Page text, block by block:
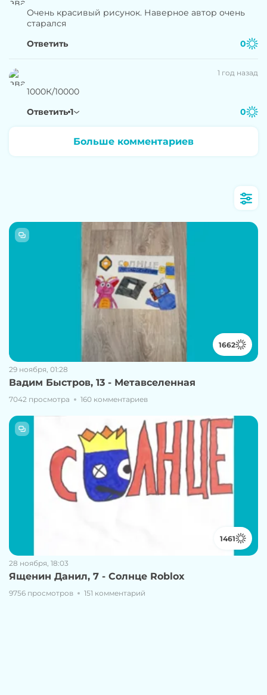
Очень красивый рисунок. Наверное автор очень
старался
Ответить
0
1 год назад
1000К/10000
Ответить 1 0
Больше комментариев
1662
29 ноября, 01:28
Вадим Быстров, 13 - Метавселенная
7042 просмотра 160 комментариев
1461
28 ноября, 18:03
Ященин Данил, 7 - Солнце Roblox
9756 просмотров 151 комментарий